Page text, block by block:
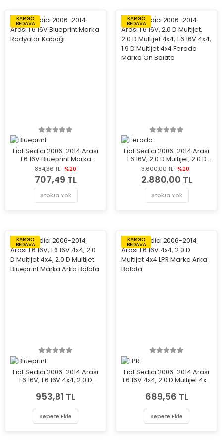
KARGO
BEDAVA
Fiat Sedici 2006-2014 Arası
1.6 16V Blueprint Marka
Radyatör Kapağı
884,36 TL %20
707,49 TL
Stokta Yok
KARGO
BEDAVA
Fiat Sedici 2006-2014 Arası
1.6 16V, 2.0 D Multijet, 2.0 D
Multijet 4x4, 1.6 16V 4x4, 1.9 D
Multijet 4x4 Ferodo Marka
Ön Balata
3.600,00 TL %20
2.880,00 TL
Stokta Yok
KARGO
BEDAVA
Fiat Sedici 2006-2014 Arası
1.6 16V, 1.6 16V 4x4, 2.0 D
Blueprint Marka Arka Balata
953,81 TL
Sepete Ekle
KARGO
BEDAVA
Fiat Sedici 2006-2014 Arası
1.6 16V 4x4, 2.0 D Multijet 4x4
689,56 TL
Sepete Ekle